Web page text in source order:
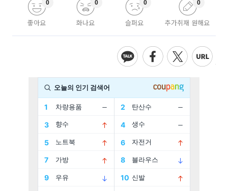
좋아요
0
화나요
0
슬퍼요
0
추가취재 원해요
0